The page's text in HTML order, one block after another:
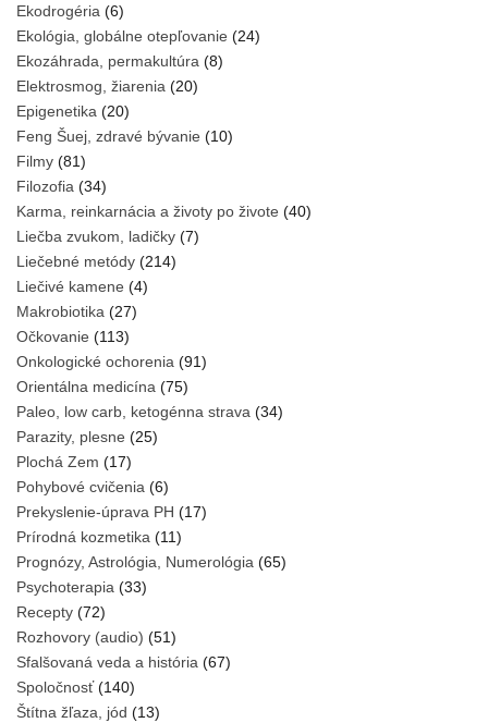
Ekodrogéria (6)
Ekológia, globálne otepľovanie (24)
Ekozáhrada, permakultúra (8)
Elektrosmog, žiarenia (20)
Epigenetika (20)
Feng Šuej, zdravé bývanie (10)
Filmy (81)
Filozofia (34)
Karma, reinkarnácia a životy po živote (40)
Liečba zvukom, ladičky (7)
Liečebné metódy (214)
Liečivé kamene (4)
Makrobiotika (27)
Očkovanie (113)
Onkologické ochorenia (91)
Orientálna medicína (75)
Paleo, low carb, ketogénna strava (34)
Parazity, plesne (25)
Plochá Zem (17)
Pohybové cvičenia (6)
Prekyslenie-úprava PH (17)
Prírodná kozmetika (11)
Prognózy, Astrológia, Numerológia (65)
Psychoterapia (33)
Recepty (72)
Rozhovory (audio) (51)
Sfalšovaná veda a história (67)
Spoločnosť(140)
Štítna žľaza, jód (13)